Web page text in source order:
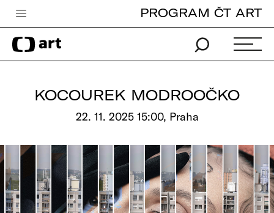
Česká televize
Zpravodajství
Pro děti
edu
Vše o ČT
PROGRAM ČT ART
KOCOUREK MODROOČKO
22. 11. 2025 15:00, Praha